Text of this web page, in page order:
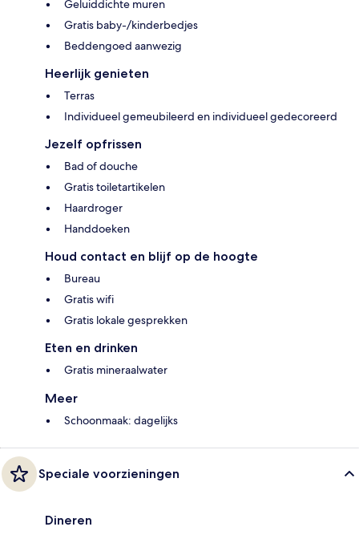
Geluiddichte muren
Gratis baby-/kinderbedjes
Beddengoed aanwezig
Heerlijk genieten
Terras
Individueel gemeubileerd en individueel gedecoreerd
Jezelf opfrissen
Bad of douche
Gratis toiletartikelen
Haardroger
Handdoeken
Houd contact en blijf op de hoogte
Bureau
Gratis wifi
Gratis lokale gesprekken
Eten en drinken
Gratis mineraalwater
Meer
Schoonmaak: dagelijks
Speciale voorzieningen
Dineren